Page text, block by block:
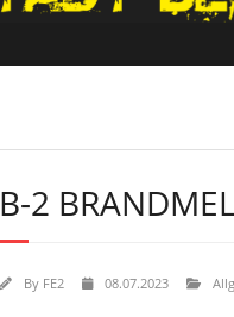
B-2
By FE2 08.07.2023